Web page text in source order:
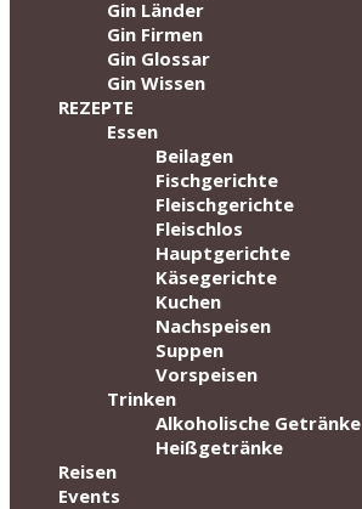
Gin Länder
Gin Firmen
Gin Glossar
Gin Wissen
REZEPTE
Essen
Beilagen
Fischgerichte
Fleischgerichte
Fleischlos
Hauptgerichte
Käsegerichte
Kuchen
Nachspeisen
Suppen
Vorspeisen
Trinken
Alkoholische Getränke
Heißgetränke
Reisen
Events